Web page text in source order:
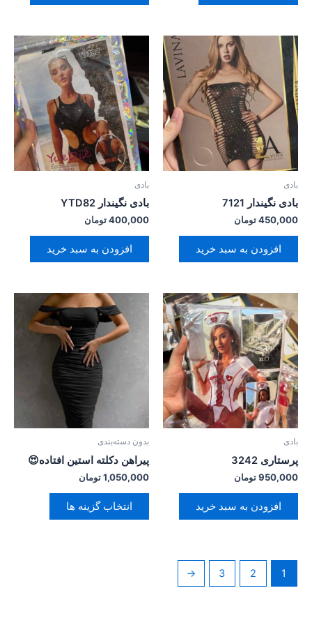
محصول
شوند
بادی
بادی نگیندار 7121
450,000تومان
افزودن به سبد خرید
بادی
بادی نگیندار YTD82
400,000تومان
افزودن به سبد خرید
بادی
پرستاری 3242
950,000تومان
افزودن به سبد خرید
بدون دسته‌بندی
پیراهن دکلته استین افتاده😍
1,050,000تومان
انتخاب گزینه ها
این
محصول
دارای
است
محصول
1
2
3
←